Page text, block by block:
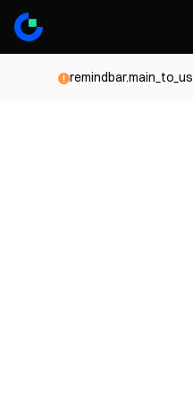
remindbar.main_to_us